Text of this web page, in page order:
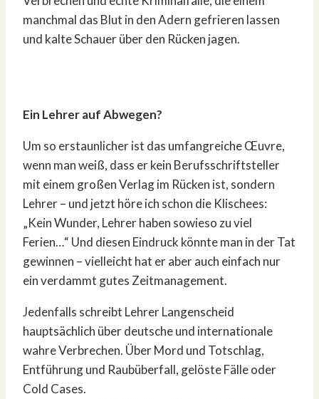
manchmal das Blut in den Adern gefrieren lassen
und kalte Schauer über den Rücken jagen.
Ein Lehrer auf Abwegen?
Um so erstaunlicher ist das umfangreiche Œuvre,
wenn man weiß, dass er kein Berufsschriftsteller
mit einem großen Verlag im Rücken ist, sondern
Lehrer – und jetzt höre ich schon die Klischees:
„Kein Wunder, Lehrer haben sowieso zu viel
Ferien…“ Und diesen Eindruck könnte man in der Tat
gewinnen – vielleicht hat er aber auch einfach nur
ein verdammt gutes Zeitmanagement.
Jedenfalls schreibt Lehrer Langenscheid
hauptsächlich über deutsche und internationale
wahre Verbrechen. Über Mord und Totschlag,
Entführung und Raubüberfall, gelöste Fälle oder
Cold Cases.